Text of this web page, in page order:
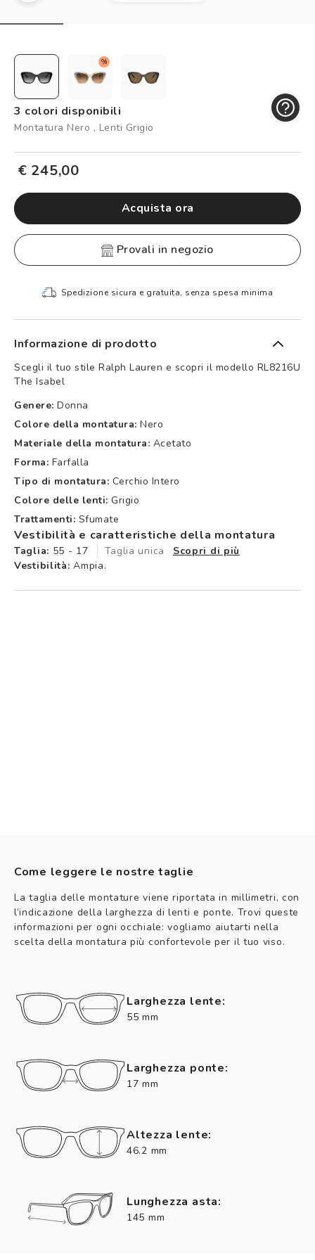
Controllo visivo
Logout
%
3 colori disponibili
Montatura Nero , Lenti Grigio
€ 245,00
Acquista ora
provali in negozio
Spedizione sicura e gratuita, senza spesa minima
Informazione di prodotto
Scegli il tuo stile Ralph Lauren e scopri il modello RL8216U
The Isabel
Genere: Donna
Colore della montatura: Nero
Materiale della montatura: Acetato
Forma: Farfalla
Tipo di montatura: Cerchio Intero
Colore delle lenti: Grigio
Trattamenti: Sfumate
Vestibilità e caratteristiche della montatura
Taglia: 55 - 17 Taglia unica
Scopri di più
Vestibilità: Ampia.
Come leggere le nostre taglie
La taglia delle montature viene riportata in millimetri, con
l’indicazione della larghezza di lenti e ponte. Trovi queste
informazioni per ogni occhiale: vogliamo aiutarti nella
scelta della montatura più confortevole per il tuo viso.
Larghezza lente:
55 mm
Larghezza ponte:
17 mm
Altezza lente:
46.2 mm
Lunghezza asta:
145 mm